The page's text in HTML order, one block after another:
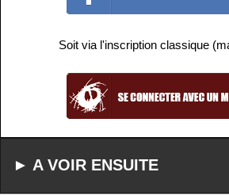
Soit via l'inscription classique
► A VOIR ENSUITE